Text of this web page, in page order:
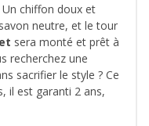
chiffon doux et
neutre, et le tour
sera monté et prêt à
recherchez une
sacrifier le style ? Ce
il est garanti 2 ans,